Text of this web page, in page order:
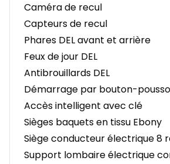
Caméra de recul
Capteurs de recul
Phares DEL avant et arrière
Feux de jour DEL
Antibrouillards DEL
Démarrage par bouton-
Accès intelligent avec clé
Sièges baquets en tissu Ebony
Siège conducteur électrique 8
Support lombaire électrique